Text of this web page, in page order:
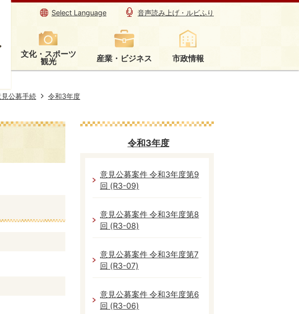
Select Language 音声読み上げ・ルビふり
文化・スポーツ
観光 産業・ビジネス 市政情報
見公募手続
令和3年度
令和3年度
意見公募案件 令和3年度第9
回 (R3-09)
意見公募案件 令和3年度第8
回 (R3-08)
意見公募案件 令和3年度第7
回 (R3-07)
意見公募案件 令和3年度第6
回 (R3-06)